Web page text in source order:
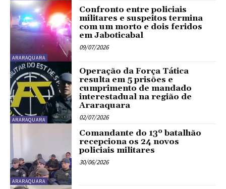
ARARAQUARA
Confronto entre policiais
militares e suspeitos termina
com um morto e dois feridos
em Jaboticabal
09/07/2026
ARARAQUARA
Operação da Força Tática
resulta em 5 prisões e
cumprimento de mandado
interestadual na região de
Araraquara
02/07/2026
ARARAQUARA
Comandante do 13º batalhão
recepciona os 24 novos
policiais militares
30/06/2026